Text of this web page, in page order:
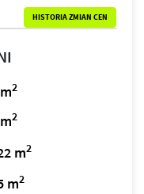
HISTORIA ZMIAN CEN
2
2
m2
m2